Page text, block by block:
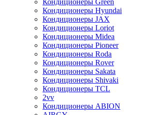
Кондиционеры Green
Кондиционеры Hyundai
Кондиционеры JAX
Кондиционеры Loriot
Кондиционеры Midea
Кондиционеры Pioneer
Кондиционеры Roda
Кондиционеры Rover
Кондиционеры Sakata
Кондиционеры Shivaki
Кондиционеры TCL
2vv
Кондиционеры ABION